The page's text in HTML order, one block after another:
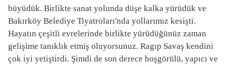
büyüdük. Birlikte sanat yolunda düşe kalka yürüdük ve
Bakırköy Belediye Tiyatroları'nda yollarımız kesişti.
Hayatın çeşitli evrelerinde birlikte yürüdüğünüz zaman
gelişime tanıklık etmiş oluyorsunuz. Ragıp Savaş kendini
çok iyi yetiştirdi. Şimdi de son derece hoşgörülü, yapıcı ve